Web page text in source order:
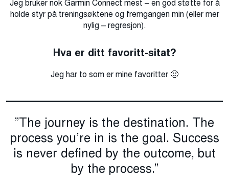
Jeg bruker nok Garmin Connect mest – en god støtte for å
holde styr på treningsøktene og fremgangen min (eller mer
nylig – regresjon).
Hva er ditt favoritt-sitat?
Jeg har to som er mine favoritter 🙂
”The journey is the destination. The
process you’re in is the goal. Success
is never defined by the outcome, but
by the process.”